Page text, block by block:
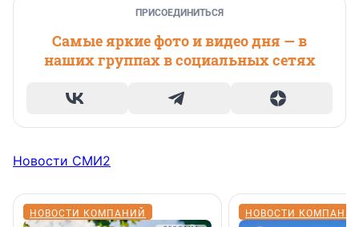
ПРИСОЕДИНИТЬСЯ
Самые яркие фото и видео дня — в
наших группах в социальных сетях
Новости СМИ2
НОВОСТИ КОМПАНИЙ НОВОСТИ